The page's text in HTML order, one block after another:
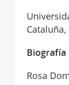
Cataluña,
Biografía
Rosa